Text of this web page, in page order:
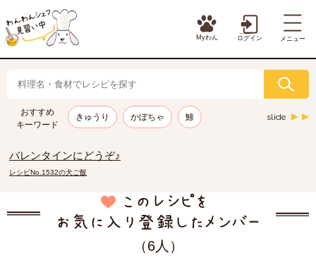
Myわん ログイン メニュー
おすすめ
キーワード
きゅうり かぼちゃ 鯵 slide
バレンタインにどうぞ♪
レシピNo.1532の犬ご飯
（6人）